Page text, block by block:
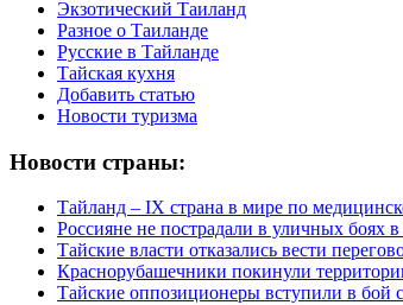
Экзотический Таиланд
Разное о Таиланде
Русские в Тайланде
Тайская кухня
Добавить статью
Новости туризма
Новости страны:
Тайланд – IX страна в мире по
Россияне не пострадали в уличных боях в
Тайские власти отказались вести
Краснорубашечники покинули
Тайские оппозиционеры вступили в бой